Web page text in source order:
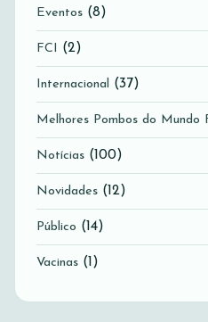
Eventos (8)
FCI (2)
Internacional (37)
Melhores Pombos do Mundo
Notícias (100)
Novidades (12)
Público (14)
Vacinas (1)